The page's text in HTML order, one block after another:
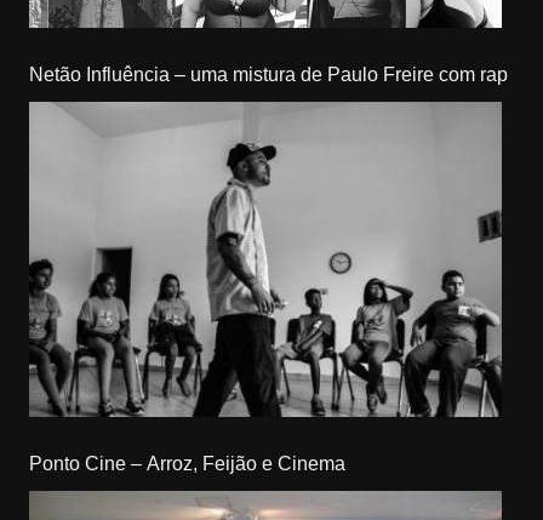
Netão Influência – uma mistura de Paulo Freire com rap
Ponto Cine – Arroz, Feijão e Cinema